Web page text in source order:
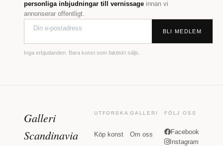
personliga inbjudningar till vernissage innan vi
annonserar offentligt.
BLI MEDLEM
Inga erbjudanden. Bara konst som faktiskt säljs.
Galleri
Scandinavia
UTFORSKA
Köp konst
GALLERI
Om oss
FÖLJ OSS
Facebook
Instagram